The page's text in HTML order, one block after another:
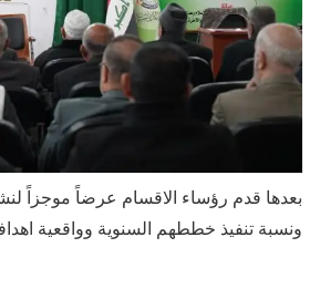
بعدها قدم رؤساء الاقسام عرضاً موجزاً
ونسبة تنفيذ خططهم السنوية وواقعية